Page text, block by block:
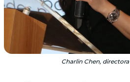
Charlin Chen,